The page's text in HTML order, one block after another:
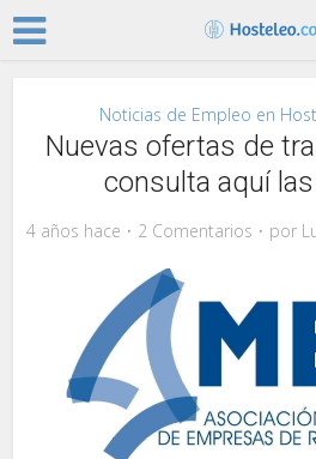
Noticias de Empleo en
Nuevas ofertas de
consulta aquí
4 años hace 2 Comentarios por